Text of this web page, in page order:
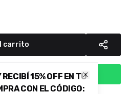
carrito
via WhatsApp
15% OFF EN TU
CON EL CÓDIGO: Close